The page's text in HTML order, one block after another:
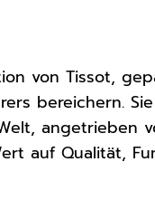
von Tissot,
bereichern.
angetrieben
auf Qualität,